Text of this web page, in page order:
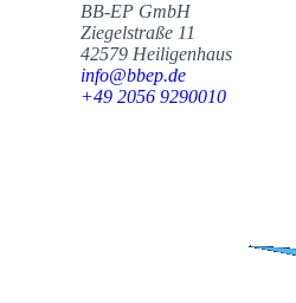
BB-EP GmbH
Ziegelstraße 11
42579 Heiligenhaus
info@bbep.de
+49 2056 9290010